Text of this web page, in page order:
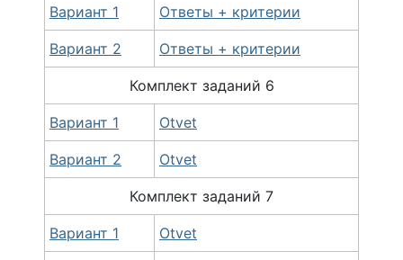
Вариант 1 Ответы + критерии
Вариант 2 Ответы + критерии
Комплект заданий 6
Вариант 1 Otvet
Вариант 2 Otvet
Комплект заданий 7
Вариант 1 Otvet